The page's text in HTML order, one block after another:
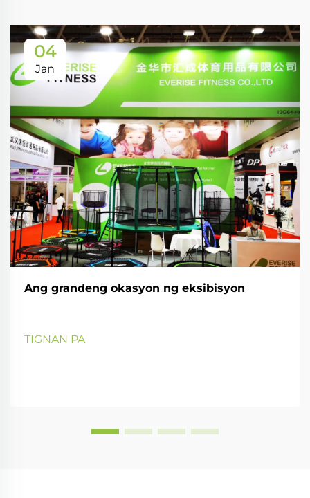
04
Jan
Ang grandeng okasyon ng eksibisyon
TIGNAN PA